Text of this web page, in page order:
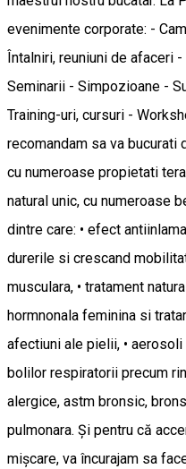
evenimente corporate: -
Întalniri, reuniuni de afaceri
Seminarii - Simpozioane -
Training-uri, cursuri -
recomandam sa va bucurati
cu numeroase propietati
natural unic, cu numeroase
dintre care: • efect
durerile si crescand
musculara, • tratament
hormnonala feminina si
afectiuni ale pielii, •
bolilor respiratorii precum
alergice, astm bronsic,
pulmonara. Și pentru că
mișcare, va încurajam sa